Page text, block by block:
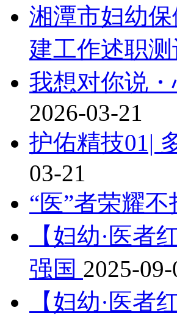
湘潭市妇幼
建工作述职
我想对你说
2026-03-21
护佑精技01|
03-21
“医”者荣耀
【妇幼·医
强国 2025-09-
【妇幼·医